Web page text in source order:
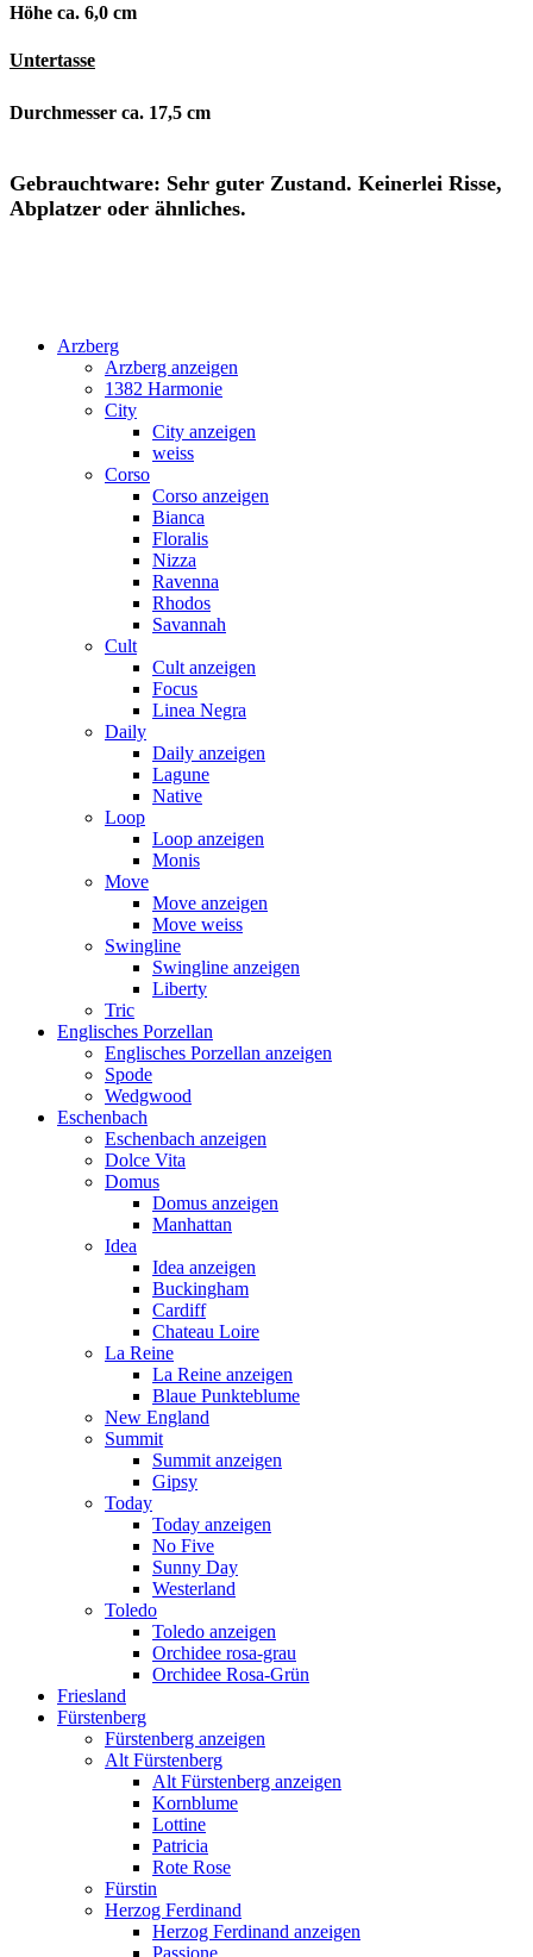
Höhe ca. 6,0 cm
Untertasse
Durchmesser ca. 17,5 cm
Gebrauchtware: Sehr guter Zustand. Keinerlei Risse,
Abplatzer oder ähnliches.
Arzberg
Arzberg anzeigen
1382 Harmonie
City
City anzeigen
weiss
Corso
Corso anzeigen
Bianca
Floralis
Nizza
Ravenna
Rhodos
Savannah
Cult
Cult anzeigen
Focus
Linea Negra
Daily
Daily anzeigen
Lagune
Native
Loop
Loop anzeigen
Monis
Move
Move anzeigen
Move weiss
Swingline
Swingline anzeigen
Liberty
Tric
Englisches Porzellan
Englisches Porzellan anzeigen
Spode
Wedgwood
Eschenbach
Eschenbach anzeigen
Dolce Vita
Domus
Domus anzeigen
Manhattan
Idea
Idea anzeigen
Buckingham
Cardiff
Chateau Loire
La Reine
La Reine anzeigen
Blaue Punkteblume
New England
Summit
Summit anzeigen
Gipsy
Today
Today anzeigen
No Five
Sunny Day
Westerland
Toledo
Toledo anzeigen
Orchidee rosa-grau
Orchidee Rosa-Grün
Friesland
Fürstenberg
Fürstenberg anzeigen
Alt Fürstenberg
Alt Fürstenberg anzeigen
Kornblume
Lottine
Patricia
Rote Rose
Fürstin
Herzog Ferdinand
Herzog Ferdinand anzeigen
Passione